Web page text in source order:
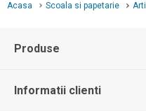
Acasa Scoala si papetarie
Produse
Informatii clienti